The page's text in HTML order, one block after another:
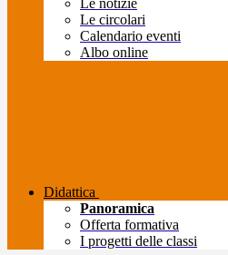
Le notizie
Le circolari
Calendario eventi
Albo online
Didattica
Panoramica
Offerta formativa
I progetti delle classi